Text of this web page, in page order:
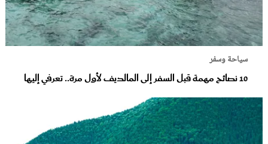
سياحة وسفر
10 نصائح مهمة قبل السفر إلى المالديف لأول مرة.. تعرفي إليها